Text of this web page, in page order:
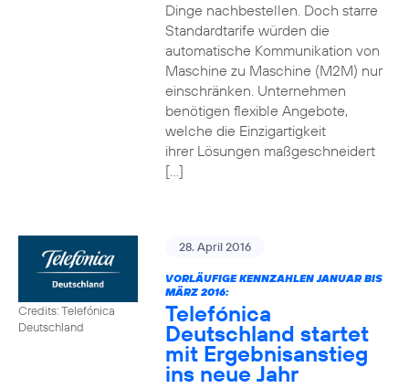
Dinge nachbestellen. Doch starre
Standardtarife würden die
automatische Kommunikation von
Maschine zu Maschine (M2M) nur
einschränken. Unternehmen
benötigen flexible Angebote,
welche die Einzigartigkeit
ihrer Lösungen maßgeschneidert
[…]
Credits: Telefónica
Deutschland
28. April 2016
VORLÄUFIGE KENNZAHLEN JANUAR BIS
MÄRZ 2016:
Telefónica
Deutschland startet
mit Ergebnisanstieg
ins neue Jahr